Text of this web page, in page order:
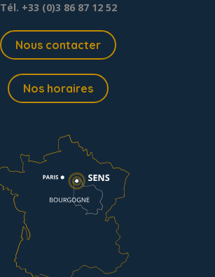
Tél. +33 (0)3 86 87 12 52
Nous contacter
Nos horaires